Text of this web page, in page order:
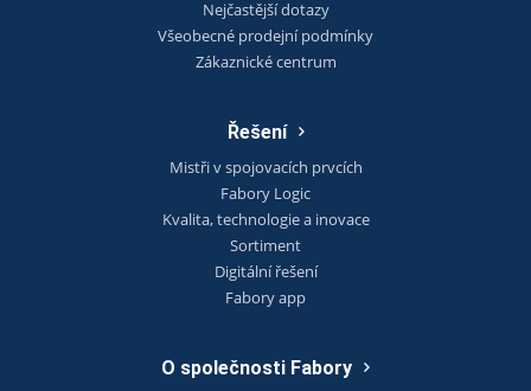
Nejčastější dotazy
Všeobecné prodejní podmínky
Zákaznické centrum
Řešení
Mistři v spojovacích prvcích
Fabory Logic
Kvalita, technologie a inovace
Sortiment
Digitální řešení
Fabory app
O společnosti Fabory